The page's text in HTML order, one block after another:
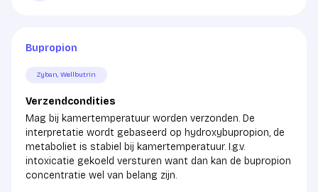
Bupropion
Zyban, Wellbutrin
Verzendcondities
Mag bij kamertemperatuur worden verzonden. De
interpretatie wordt gebaseerd op hydroxybupropion, de
metaboliet is stabiel bij kamertemperatuur. I.g.v.
intoxicatie gekoeld versturen want dan kan de bupropion
concentratie wel van belang zijn.